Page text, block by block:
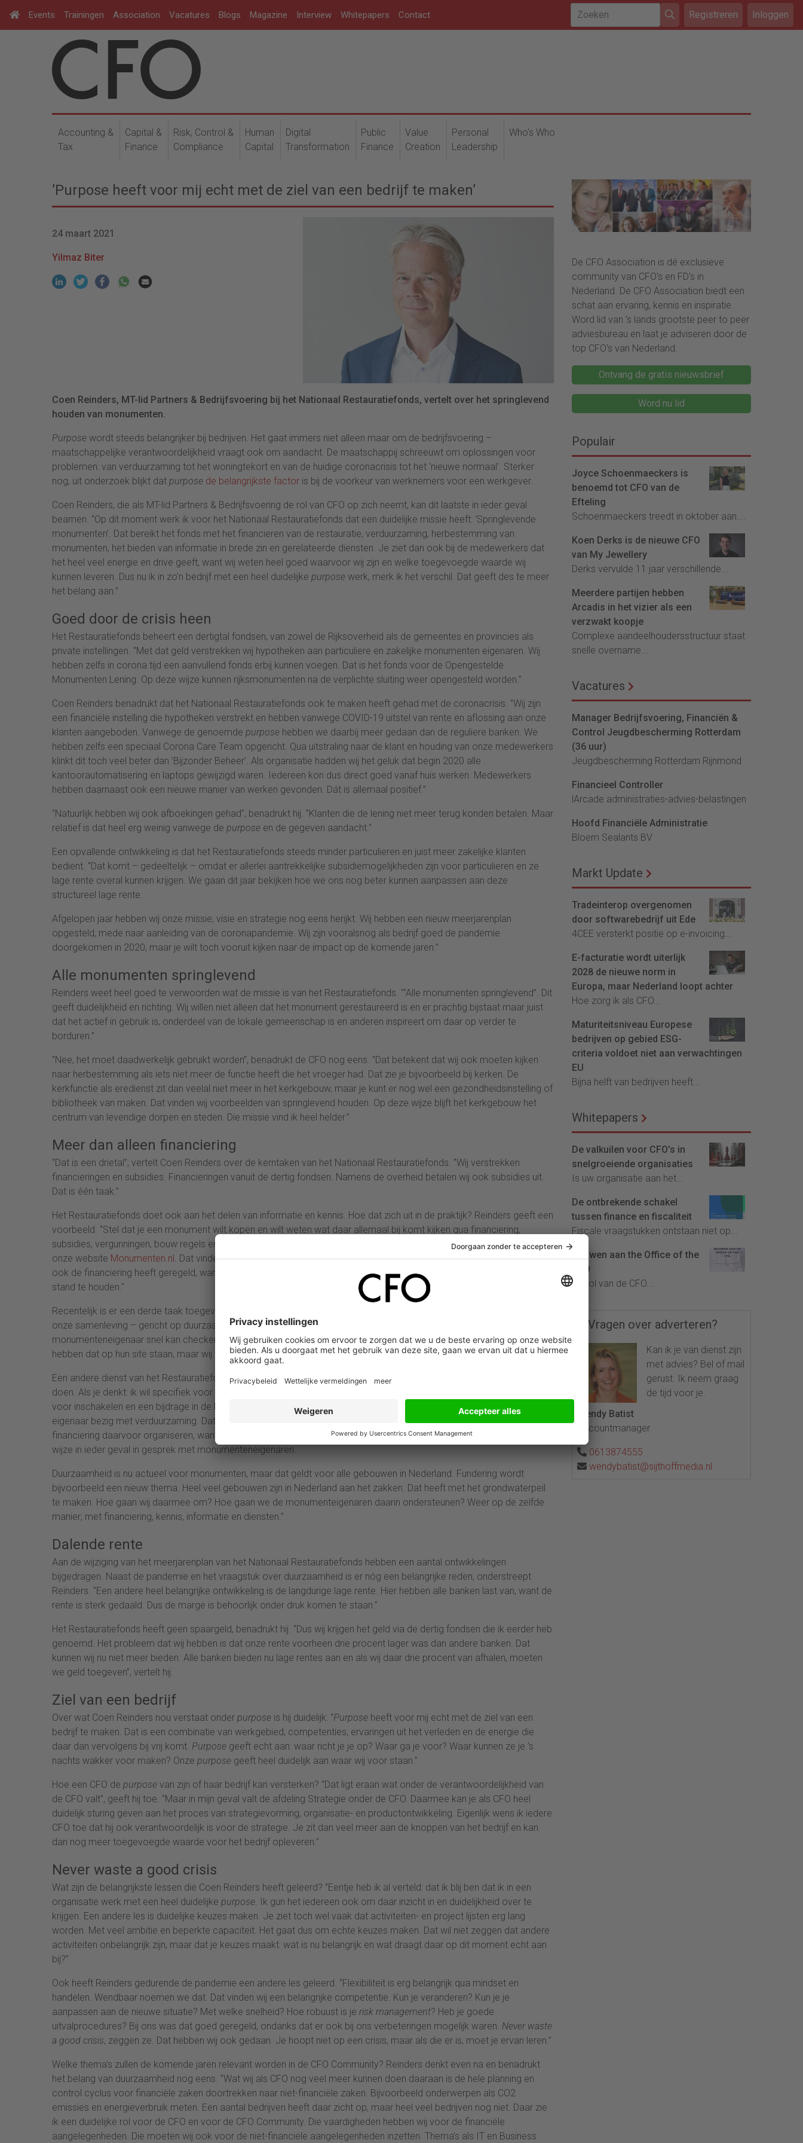
Events Trainingen Association Vacatures Blogs Magazine Interview Whitepapers Contact Registreren Inloggen
Accounting &
Tax
Capital &
Finance
Risk, Control &
Compliance
Human
Capital
Digital
Transformation
Public
Finance
Value
Creation
Personal
Leadership
Who's Who
’Purpose heeft voor mij echt met de ziel van een bedrijf te maken’
24 maart 2021
Yilmaz Biter
Coen Reinders, MT-lid Partners & Bedrijfsvoering bij het Nationaal Restauratiefonds, vertelt over het springlevend
houden van monumenten.
Purpose wordt steeds belangrijker bij bedrijven. Het gaat immers niet alleen maar om de bedrijfsvoering –
maatschappelijke verantwoordelijkheid vraagt ook om aandacht. De maatschappij schreeuwt om oplossingen voor
problemen: van verduurzaming tot het woningtekort en van de huidige coronacrisis tot het ‘nieuwe normaal’. Sterker
nog, uit onderzoek blijkt dat purpose de belangrijkste factor is bij de voorkeur van werknemers voor een werkgever.
Coen Reinders, die als MT-lid Partners & Bedrijfsvoering de rol van CFO op zich neemt, kan dit laatste in ieder geval
beamen. ‘’Op dit moment werk ik voor het Nationaal Restauratiefonds dat een duidelijke missie heeft: ‘Springlevende
monumenten’. Dat bereikt het fonds met het financieren van de restauratie, verduurzaming, herbestemming van
monumenten, het bieden van informatie in brede zin en gerelateerde diensten. Je ziet dan ook bij de medewerkers dat
het heel veel energie en drive geeft, want wij weten heel goed waarvoor wij zijn en welke toegevoegde waarde wij
kunnen leveren. Dus nu ik in zo’n bedrijf met een heel duidelijke purpose werk, merk ik het verschil. Dat geeft des te meer
het belang aan.’’
Goed door de crisis heen
Het Restauratiefonds beheert een dertigtal fondsen, van zowel de Rijksoverheid als de gemeentes en provincies als
private instellingen. ‘’Met dat geld verstrekken wij hypotheken aan particuliere en zakelijke monumenten eigenaren. Wij
hebben zelfs in corona tijd een aanvullend fonds erbij kunnen voegen. Dat is het fonds voor de Opengestelde
Monumenten Lening. Op deze wijze kunnen rijksmonumenten na de verplichte sluiting weer opengesteld worden.’’
Coen Reinders benadrukt dat het Nationaal Restauratiefonds ook te maken heeft gehad met de coronacrisis. ‘’Wij zijn
een financiële instelling die hypotheken verstrekt en hebben vanwege COVID-19 uitstel van rente en aflossing aan onze
klanten aangeboden. Vanwege de genoemde purpose hebben we daarbij meer gedaan dan de reguliere banken. We
hebben zelfs een speciaal Corona Care Team opgericht. Qua uitstraling naar de klant en houding van onze medewerkers
klinkt dit toch veel beter dan ’Bijzonder Beheer’. Als organisatie hadden wij het geluk dat begin 2020 alle
kantoorautomatisering en laptops gewijzigd waren. Iedereen kon dus direct goed vanaf huis werken. Medewerkers
hebben daarnaast ook een nieuwe manier van werken gevonden. Dát is allemaal positief.’’
‘’Natuurlijk hebben wij ook afboekingen gehad’’, benadrukt hij. ‘’Klanten die de lening niet meer terug konden betalen. Maar
relatief is dat heel erg weinig vanwege de purpose en de gegeven aandacht.''
Een opvallende ontwikkeling is dat het Restauratiefonds steeds minder particulieren en juist meer zakelijke klanten
bedient. ‘’Dat komt – gedeeltelijk – omdat er allerlei aantrekkelijke subsidiemogelijkheden zijn voor particulieren en ze
lage rente overal kunnen krijgen. We gaan dit jaar bekijken hoe we ons nog beter kunnen aanpassen aan deze
structureel lage rente.
Afgelopen jaar hebben wij onze missie, visie en strategie nog eens herijkt. Wij hebben een nieuw meerjarenplan
opgesteld, mede naar aanleiding van de coronapandemie. Wij zijn vooralsnog als bedrijf goed de pandemie
doorgekomen in 2020, maar je wilt toch vooruit kijken naar de impact op de komende jaren.’’
Alle monumenten springlevend
Reinders weet heel goed te verwoorden wat de missie is van het Restauratiefonds. ''''Alle monumenten springlevend”. Dit
geeft duidelijkheid en richting. Wij willen niet alleen dat het monument gerestaureerd is en er prachtig bijstaat maar juist
dat het actief in gebruik is, onderdeel van de lokale gemeenschap is en anderen inspireert om daar op verder te
borduren.’’
‘’Nee, het moet daadwerkelijk gebruikt worden’’, benadrukt de CFO nog eens. ‘’Dat betekent dat wij ook moeten kijken
naar herbestemming als iets niet meer de functie heeft die het vroeger had. Dat zie je bijvoorbeeld bij kerken. De
kerkfunctie als eredienst zit dan veelal niet meer in het kerkgebouw, maar je kunt er nog wel een gezondheidsinstelling of
bibliotheek van maken. Dat vinden wij voorbeelden van springlevend houden. Op deze wijze blijft het kerkgebouw het
centrum van levendige dorpen en steden. Die missie vind ik heel helder.’’
Meer dan alleen financiering
‘’Dat is een drietal’’, vertelt Coen Reinders over de kerntaken van het Nationaal Restauratiefonds. ‘’Wij verstrekken
financieringen en subsidies. Financieringen vanuit de dertig fondsen. Namens de overheid betalen wij ook subsidies uit.
Dat is één taak.’’
Het Restauratiefonds doet ook aan het delen van informatie en kennis. Hoe dat zich uit in de praktijk? Reinders geeft een
voorbeeld. ‘’Stel dat je een monument wilt kopen en wilt weten wat daar allemaal bij komt kijken qua financiering,
subsidies, vergunningen, bouw regels en hoe je een ervaren monumenten-aannemer kunt vinden dan kun je terecht op
onze website Monumenten.nl . Dat vinden wij van belang. Het maakt dan niet uit of deze monumenten-eigenaar bij ons
ook de financiering heeft geregeld, want goed geïnformeerde eigenaren zijn nog beter in staat om een monument in
stand te houden.''
Recentelijk is er een derde taak toegevoegd: het aanbieden van diensten. Dat is vooralsnog – gezien het vraagstuk in
onze samenleving – gericht op duurzaamheid. ‘’Wij hebben een zelfscan geïntroduceerd, zodat een
monumenteneigenaar snel kan checken waar de verduurzamingsmogelijkheden in het pand te behalen zijn. Alle banken
hebben dat op hun site staan, maar wij hebben dat specifiek voor monumenten.
Een andere dienst van het Restauratiefonds is een gedetailleerde duurzaamheidsscan. ''Je kunt dan eerst de zelfscan
doen. Als je denkt: ik wil specifiek voor mijn pand advies hebben. Dan kun je via ons daar een gespecialiseerd bedrijf
voor inschakelen en een bijdrage in de kosten verkrijgen. Het mes snijdt voor ons aan twee kanten. Enerzijds is die
eigenaar bezig met verduurzaming. Dat is heel goed, voor nu en in de toekomst. Anderzijds kunnen wij vaak een
financiering daarvoor organiseren, want wij hebben hiervoor specifieke fondsen. Dat kan niet altijd, maar wij zijn op deze
wijze in ieder geval in gesprek met monumenteneigenaren.
Duurzaamheid is nu actueel voor monumenten, maar dat geldt voor alle gebouwen in Nederland. Fundering wordt
bijvoorbeeld een nieuw thema. Heel veel gebouwen zijn in Nederland aan het zakken. Dat heeft met het grondwaterpeil
te maken. Hoe gaan wij daarmee om? Hoe gaan we de monumenteigenaren daarin ondersteunen? Weer op de zelfde
manier; met financiering, kennis, informatie en diensten.’’
Dalende rente
Aan de wijziging van het meerjarenplan van het Nationaal Restauratiefonds hebben een aantal ontwikkelingen
bijgedragen. Naast de pandemie en het vraagstuk over duurzaamheid is er nóg een belangrijke reden, onderstreept
Reinders. ‘’Een andere heel belangrijke ontwikkeling is de langdurige lage rente. Hier hebben alle banken last van, want de
rente is sterk gedaald. Dus de marge is behoorlijk onder druk komen te staan.’’
Het Restauratiefonds heeft geen spaargeld, benadrukt hij. ‘’Dus wij krijgen het geld via de dertig fondsen die ik eerder heb
genoemd. Het probleem dat wij hebben is dat onze rente voorheen drie procent lager was dan andere banken. Dat
kunnen wij nu niet meer bieden. Alle banken bieden nu lage rentes aan en als wij daar drie procent van afhalen, moeten
we geld toegeven’’, vertelt hij.
Ziel van een bedrijf
Over wat Coen Reinders nou verstaat onder purpose is hij duidelijk: ‘’Purpose heeft voor mij echt met de ziel van een
bedrijf te maken. Dat is een combinatie van werkgebied, competenties, ervaringen uit het verleden en de energie die
daar dan vervolgens bij vrij komt. Purpose geeft echt aan: waar richt je je op? Waar ga je voor? Waar kunnen ze je ’s
nachts wakker voor maken? Onze purpose geeft heel duidelijk aan waar wij voor staan.’’
Hoe een CFO de purpose van zijn of haar bedrijf kan versterken? ‘’Dat ligt eraan wat onder de verantwoordelijkheid van
de CFO valt’’, geeft hij toe. ‘’Maar in mijn geval valt de afdeling Strategie onder de CFO. Daarmee kan je als CFO heel
duidelijk sturing geven aan het proces van strategievorming, organisatie- en productontwikkeling. Eigenlijk wens ik iedere
CFO toe dat hij ook verantwoordelijk is voor de strategie. Je zit dan veel meer aan de knoppen van het bedrijf en kan
dan nog meer toegevoegde waarde voor het bedrijf opleveren.’’
Never waste a good crisis
Wat zijn de belangrijkste lessen die Coen Reinders heeft geleerd? ‘’Eentje heb ik al verteld: dat ik blij ben dat ik in een
organisatie werk met een heel duidelijke purpose . Ik gun het iedereen ook om daar inzicht in en duidelijkheid over te
krijgen. Een andere les is duidelijke keuzes maken. Je ziet toch wel vaak dat activiteiten- en project lijsten erg lang
worden. Met veel ambitie en beperkte capaciteit. Het gaat dus om echte keuzes maken. Dat wil niet zeggen dat andere
activiteiten onbelangrijk zijn, maar dat je keuzes maakt: wat is nu belangrijk en wat draagt daar op dit moment echt aan
bij?’’
Ook heeft Reinders gedurende de pandemie een andere les geleerd. ‘’Flexibiliteit is erg belangrijk qua mindset en
handelen. Wendbaar noemen we dat. Dat vinden wij een belangrijke competentie. Kun je veranderen? Kun je je
aanpassen aan de nieuwe situatie? Met welke snelheid? Hoe robuust is je risk management? Heb je goede
uitvalprocedures? Bij ons was dat goed geregeld, ondanks dat er ook bij ons verbeteringen mogelijk waren. Never waste
a good crisis, zeggen ze. Dat hebben wij ook gedaan. Je hoopt niet op een crisis, maar als die er is, moet je ervan leren.’’
Welke thema’s zullen de komende jaren relevant worden in de CFO Community? Reinders denkt even na en benadrukt
het belang van duurzaamheid nog eens. ‘’Wat wij als CFO nog veel meer kunnen doen daaraan is de hele planning en
control cyclus voor financiële zaken doortrekken naar niet-financiële zaken. Bijvoorbeeld onderwerpen als CO2
emissies en energieverbruik meten. Een aantal bedrijven heeft daar zicht op, maar heel veel bedrijven nog niet. Daar zie
ik een duidelijke rol voor de CFO en voor de CFO Community. Die vaardigheden hebben wij voor de financiële
aangelegenheden. Die moeten wij ook voor de niet-financiële aangelegenheden inzetten. Thema’s als IT en Business
De CFO Association is dé exclusieve
community van CFO's en FD's in
Nederland. De CFO Association biedt een
schat aan ervaring, kennis en inspiratie.
Word lid van ‘s lands grootste peer to peer
adviesbureau en laat je adviseren door de
top CFO's van Nederland.
Ontvang de gratis nieuwsbrief
Word nu lid
Populair
Joyce Schoenmaeckers is
benoemd tot CFO van de
Efteling
Schoenmaeckers treedt in oktober aan....
Koen Derks is de nieuwe CFO
van My Jewellery
Derks vervulde 11 jaar verschillende...
Meerdere partijen hebben
Arcadis in het vizier als een
verzwakt koopje
Complexe aandeelhoudersstructuur staat
snelle overname...
Vacatures
Manager Bedrijfsvoering, Financiën &
Control Jeugdbescherming Rotterdam
(36 uur)
Jeugdbescherming Rotterdam Rijnmond
Financieel Controller
lArcade administraties-advies-belastingen
Hoofd Financiële Administratie
Bloem Sealants BV
Markt Update
Tradeinterop overgenomen
door softwarebedrijf uit Ede
4CEE versterkt positie op e-invoicing...
E-facturatie wordt uiterlijk
2028 de nieuwe norm in
Europa, maar Nederland loopt achter
Hoe zorg ik als CFO...
Maturiteitsniveau Europese
bedrijven op gebied ESG-
criteria voldoet niet aan verwachtingen
EU
Bijna helft van bedrijven heeft...
Whitepapers
De valkuilen voor CFO’s in
snelgroeiende organisaties
Is uw organisatie aan het...
De ontbrekende schakel
tussen finance en fiscaliteit
Fiscale vraagstukken ontstaan niet op...
Bouwen aan the Office of the
CFO
De rol van de CFO...
Vragen over adverteren?
Kan ik je van dienst zijn
met advies? Bel of mail
gerust. Ik neem graag
de tijd voor je.
Wendy Batist
Accountmanager
0613874555
wendybatist@sijthoffmedia.nl